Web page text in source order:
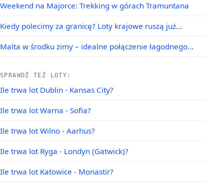
Weekend na Majorce: Trekking w górach Tramuntana
Kiedy polecimy za granicę? Loty krajowe ruszą już…
Malta w środku zimy – idealne połączenie łagodnego…
SPRAWDŹ TEŻ LOTY:
Ile trwa lot Dublin - Kansas City?
Ile trwa lot Warna - Sofia?
Ile trwa lot Wilno - Aarhus?
Ile trwa lot Ryga - Londyn (Gatwick)?
Ile trwa lot Katowice - Monastir?